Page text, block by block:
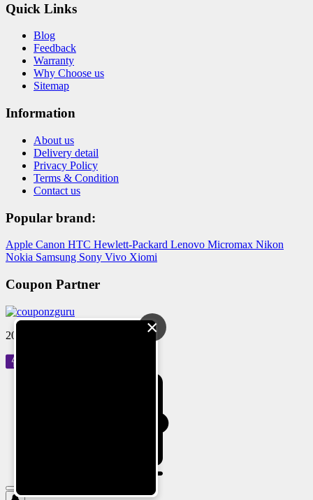
Quick Links
Blog
Feedback
Warranty
Why Choose us
Sitemap
Information
About us
Delivery detail
Privacy Policy
Terms & Condition
Contact us
Popular brand:
Apple Canon HTC Hewlett-Packard Lenovo Micromax Nikon
Nokia Samsung Sony Vivo Xiomi
Coupon Partner
2024 © Reloved Gadgets Pvt Ltd×